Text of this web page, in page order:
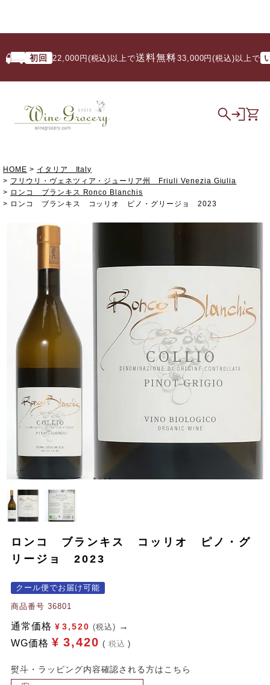
初回 22,000円(税込)以上で送料無料/ 33,000円(税込)以上で いつ
HOME
イタリア Italy
フリウリ・ヴェネツィア・ジューリア州 Friuli Venezia Giulia
ロンコ ブランキス Ronco Blanchis
ロンコ ブランキス コッリオ ピノ・グリージョ 2023
ロンコ ブランキス コッリオ ピノ・グ
リージョ 2023
クール便でお届け可能
商品番号 36801
通常価格 ¥ 3,520 (税込)
WG価格 ¥ 3,420 税込
熨斗・ラッピング内容確認される方はこちら